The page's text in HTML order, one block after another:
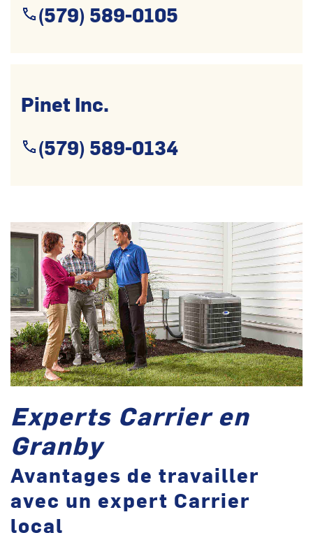
(579) 589-0105
Pinet Inc.
(579) 589-0134
Experts Carrier en
Granby
Avantages de travailler
avec un expert Carrier
local